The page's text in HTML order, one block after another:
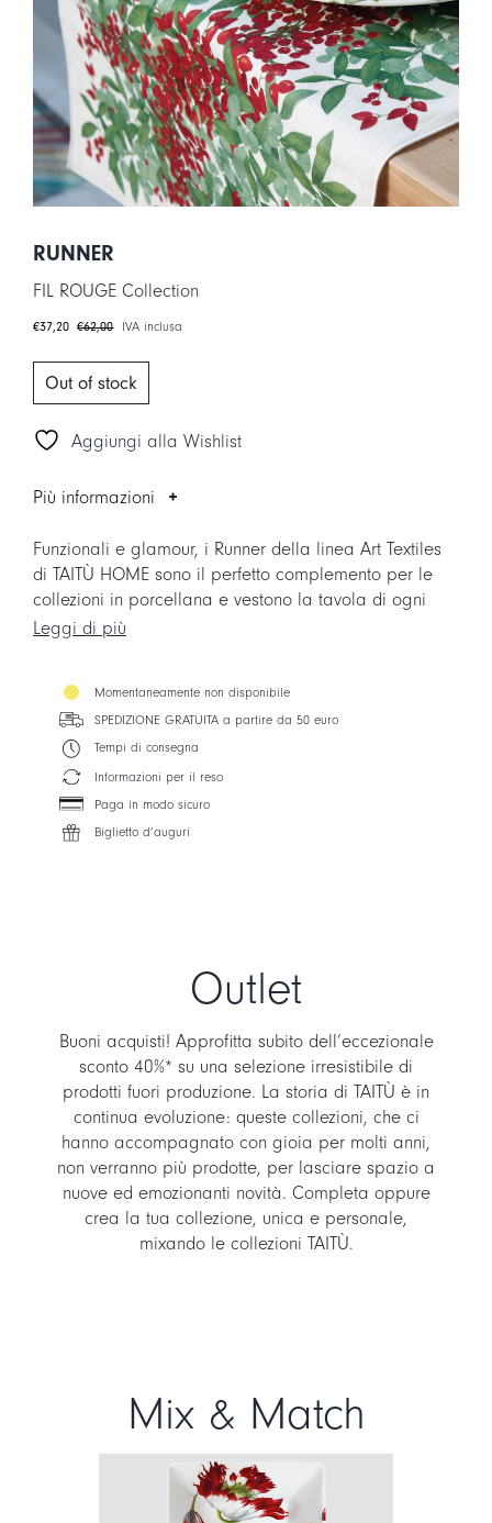
LOGIN
CARRELLO
EN
RUNNER
FIL ROUGE Collection
€62,00Il
originale
era:
€62,00.
€37,20
Il
attuale
€37,20.
IVA inclusa
Out of stock
Aggiungi alla Wishlist
Più informazioni
Funzionali e glamour, i Runner della linea Art Textiles
di TAITÙ HOME sono il perfetto complemento per le
collezioni in porcellana e vestono la tavola di ogni
occasione: da quella quotidiana a quella delle feste.
Leggi di più
Momentaneamente non disponibile
SPEDIZIONE GRATUITA a partire da 50 euro
Tempi di consegna
Informazioni per il reso
Paga in modo sicuro
Biglietto d’auguri
Outlet
Buoni acquisti! Approfitta subito dell’eccezionale
sconto 40%* su una selezione irresistibile di
prodotti fuori produzione. La storia di TAITÙ è in
continua evoluzione: queste collezioni, che ci
hanno accompagnato con gioia per molti anni,
non verranno più prodotte, per lasciare spazio a
nuove ed emozionanti novità. Completa oppure
crea la tua collezione, unica e personale,
mixando le collezioni TAITÙ.
Mix & Match